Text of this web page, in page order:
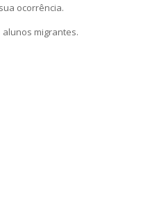
ocorrência.
migrantes.